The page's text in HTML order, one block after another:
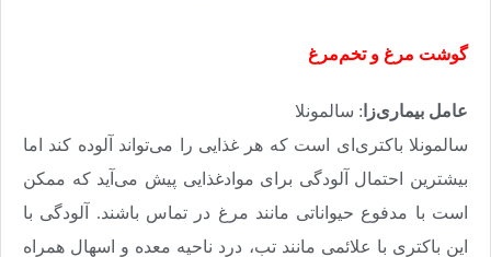
گوشت مرغ و تخم‌مرغ
عامل بیماری‌زا : سالمونلا
سالمونلا باکتری‌ای است که هر غذایی را می‌تواند آلوده کند اما
بیشترین احتمال آلودگی برای موادغذایی پیش می‌آید که ممکن
است با مدفوع حیواناتی مانند مرغ در تماس باشند. آلودگی با
این باکتری با علائمی مانند تب، درد ناحیه معده و اسهال همراه